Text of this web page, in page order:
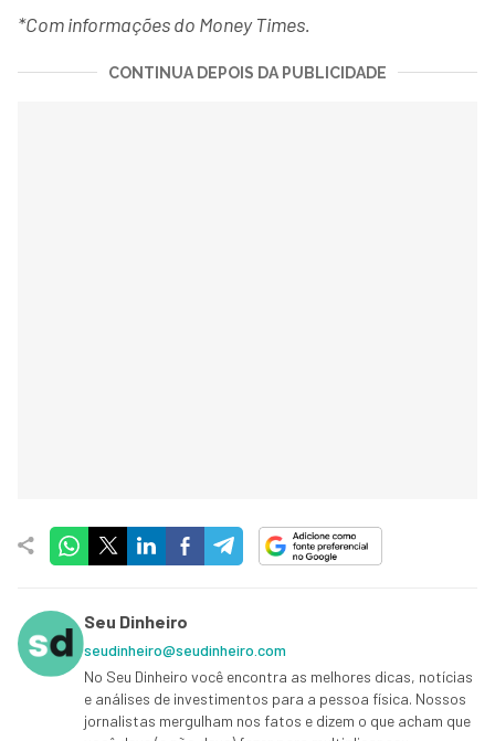
*Com informações do Money Times.
CONTINUA DEPOIS DA PUBLICIDADE
Seu Dinheiro
seudinheiro@seudinheiro.com
No Seu Dinheiro você encontra as melhores dicas, notícias
e análises de investimentos para a pessoa física. Nossos
jornalistas mergulham nos fatos e dizem o que acham que